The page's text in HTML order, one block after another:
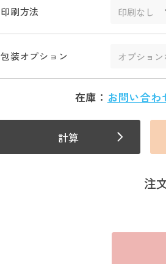
印刷方法
包装オプション
在庫： お問い合わ
計算
注